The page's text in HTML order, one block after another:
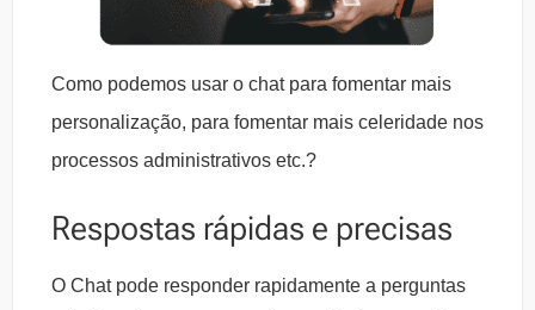
Como podemos usar o chat para fomentar mais
personalização, para fomentar mais celeridade nos
processos administrativos etc.?
Respostas rápidas e precisas
O Chat pode responder rapidamente a perguntas